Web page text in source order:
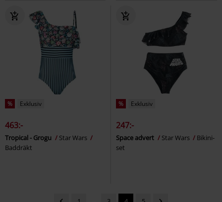
% Exklusiv
463:-
Tropical - Grogu
Star Wars
Baddräkt
% Exklusiv
247:-
Space advert Star Wars
Bikini-
set